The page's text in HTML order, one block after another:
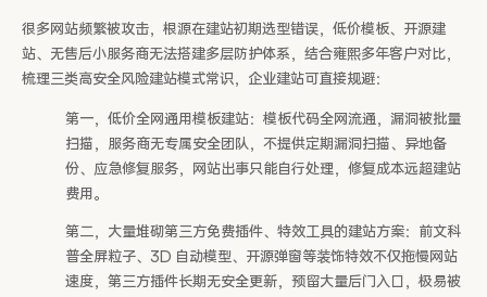
很多网站频繁被攻击，根源在建站初期选型错误，低价模板、开源建
站、无售后小服务商无法搭建多层防护体系，结合雍熙多年客户对比，
梳理三类高安全风险建站模式常识，企业建站可直接规避：
第一，低价全网通用模板建站：模板代码全网流通，漏洞被批量
扫描，服务商无专属安全团队，不提供定期漏洞扫描、异地备
份、应急修复服务，网站出事只能自行处理，修复成本远超建站
费用。
第二，大量堆砌第三方免费插件、特效工具的建站方案：前文科
普全屏粒子、3D 自动模型、开源弹窗等装饰特效不仅拖慢网站
速度，第三方插件长期无安全更新，预留大量后门入口，极易被